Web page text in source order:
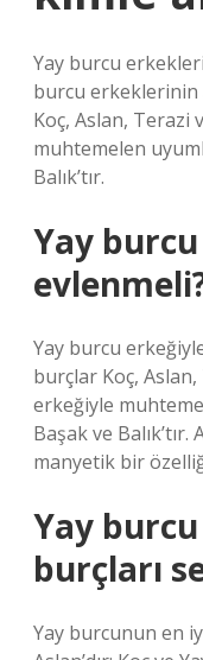
Yay burcu
burcu erkeklerinin
Koç, Aslan, Terazi
muhtemelen
Balık’tır.
Yay
Yay burcu
burçlar Koç, Aslan,
erkeğiyle
Başak ve
manyetik bir
Yay
burçları
Yay burcunun en